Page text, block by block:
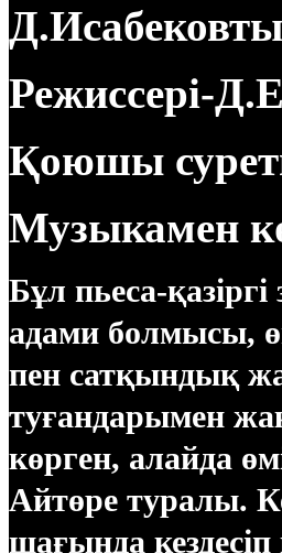
Режиссері-
Қоюшы
Музыкамен
Бұл пьеса-
адами болмысы,
пен сатқындық
туғандарымен
көрген, алайда
Айтөре туралы.
шағында